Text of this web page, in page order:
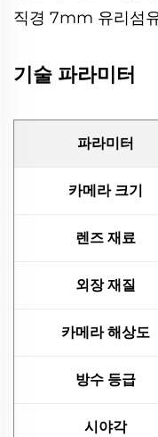
직경 7mm 유리섬
기술 파라미터
파라미터
카메라 크기
렌즈 재료
외장 재질
카메라 해상도
방수 등급
시야각